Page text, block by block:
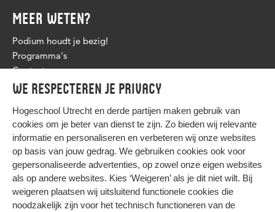
We respecteren je privacy
Hogeschool Utrecht en derde partijen maken gebruik van
cookies om je beter van dienst te zijn. Zo bieden wij relevante
informatie en personaliseren en verbeteren wij onze websites
op basis van jouw gedrag. We gebruiken cookies ook voor
gepersonaliseerde advertenties, op zowel onze eigen websites
als op andere websites. Kies ‘Weigeren’ als je dit niet wilt. Bij
weigeren plaatsen wij uitsluitend functionele cookies die
noodzakelijk zijn voor het technisch functioneren van de
MEER WETEN?
Podium houdt je bezig!
Programma's
Contact
HIER KOMT ALLES SAMEN
Privacy